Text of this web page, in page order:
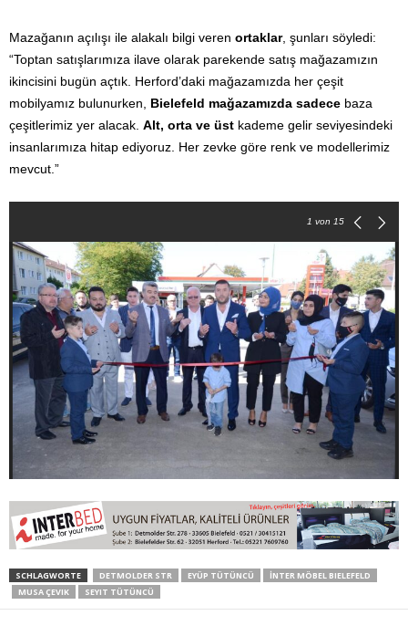
Mazağanın açılışı ile alakalı bilgi veren ortaklar, şunları söyledi:
“Toptan satışlarımıza ilave olarak parekende satış mağazamızın
ikincisini bugün açtık. Herford’daki mağazamızda her çeşit
mobilyamız bulunurken, Bielefeld mağazamızda sadece baza
çeşitlerimiz yer alacak. Alt, orta ve üst kademe gelir seviyesindeki
insanlarımıza hitap ediyoruz. Her zevke göre renk ve modellerimiz
mevcut.”
1 von 15
SCHLAGWORTE DETMOLDER STR EYÜP TÜTÜNCÜ
İNTER MÖBEL BIELEFELD
MUSA ÇEVIK
SEYIT TÜTÜNCÜ